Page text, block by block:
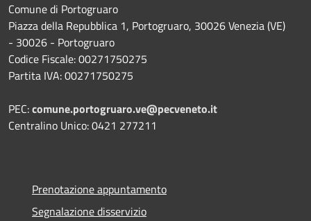
Comune di Portogruaro
Piazza della Repubblica 1, Portogruaro, 30026 Venezia (VE)
- 30026 - Portogruaro
Codice Fiscale: 00271750275
Partita IVA: 00271750275
PEC:comune.portogruaro.ve@pecveneto.it
Centralino Unico: 0421 277211
Prenotazione appuntamento
Segnalazione disservizio